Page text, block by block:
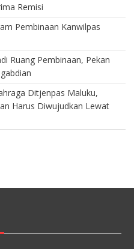
Remisi
Pembinaan Kanwilpas
Ruang Pembinaan, Pekan
Ditjenpas Maluku,
Harus Diwujudkan Lewat